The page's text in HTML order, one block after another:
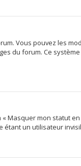
Vous pouvez les
du forum. Ce
Masquer mon statut
étant un utilisateur